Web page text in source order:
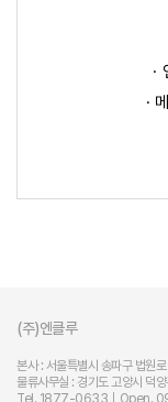
(주)엔클루
본사 : 서울특별시 송파구 법원
물류사무실 : 경기도 고양시 덕
Tel. 1877-0633｜Open.